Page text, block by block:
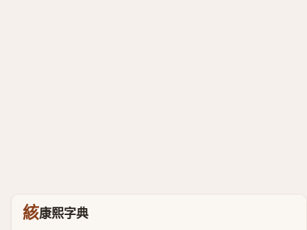
絯康熙字典